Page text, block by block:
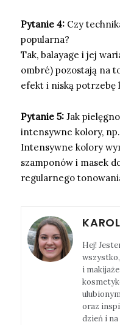
Pytanie 4: Czy
popularna?
Tak, balayage i jej
ombré) pozostają na
efekt i niską potrzebę
Pytanie 5: Jak
intensywne kolory,
Intensywne kolory
szamponów i masek
regularnego
Hej!
i
oraz
dzień i